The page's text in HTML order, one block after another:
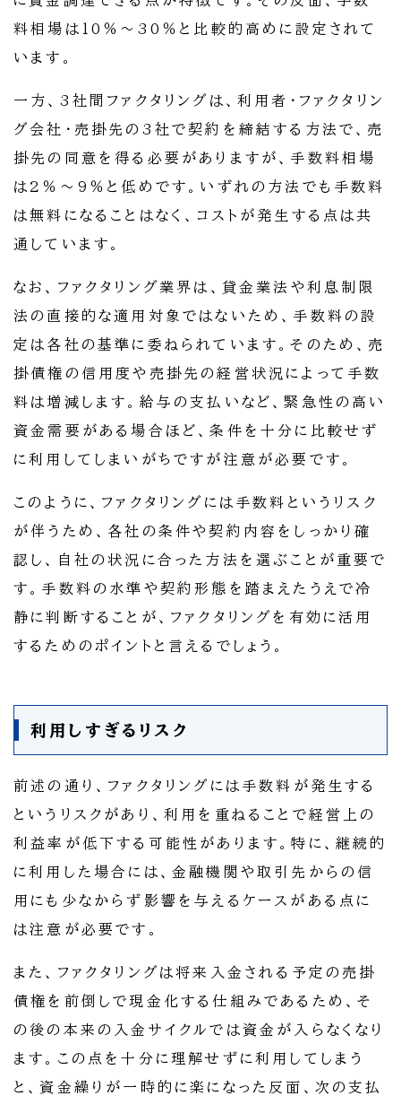
料相場は10％〜30％と比較的高めに設定されて
います。
一方、3社間ファクタリングは、利用者・ファクタリン
グ会社・売掛先の3社で契約を締結する方法で、売
掛先の同意を得る必要がありますが、手数料相場
は2％〜9％と低めです。いずれの方法でも手数料
は無料になることはなく、コストが発生する点は共
通しています。
なお、ファクタリング業界は、貸金業法や利息制限
法の直接的な適用対象ではないため、手数料の設
定は各社の基準に委ねられています。そのため、売
掛債権の信用度や売掛先の経営状況によって手数
料は増減します。給与の支払いなど、緊急性の高い
資金需要がある場合ほど、条件を十分に比較せず
に利用してしまいがちですが注意が必要です。
このように、ファクタリングには手数料というリスク
が伴うため、各社の条件や契約内容をしっかり確
認し、自社の状況に合った方法を選ぶことが重要で
す。手数料の水準や契約形態を踏まえたうえで冷
静に判断することが、ファクタリングを有効に活用
するためのポイントと言えるでしょう。
利用しすぎるリスク
前述の通り、ファクタリングには手数料が発生する
というリスクがあり、利用を重ねることで経営上の
利益率が低下する可能性があります。特に、継続的
に利用した場合には、金融機関や取引先からの信
用にも少なからず影響を与えるケースがある点に
は注意が必要です。
また、ファクタリングは将来入金される予定の売掛
債権を前倒しで現金化する仕組みであるため、そ
の後の本来の入金サイクルでは資金が入らなくなり
ます。この点を十分に理解せずに利用してしまう
と、資金繰りが一時的に楽になった反面、次の支払